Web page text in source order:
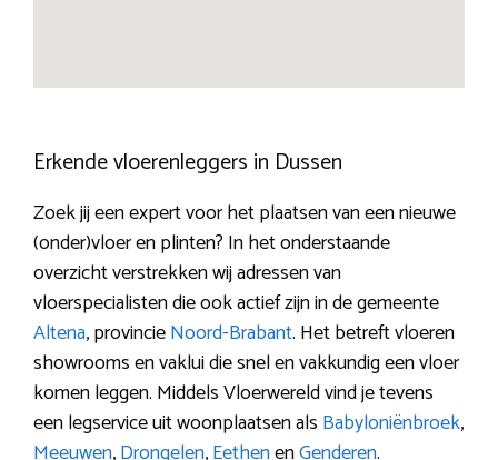
Erkende vloerenleggers in Dussen
Zoek jij een expert voor het plaatsen van een nieuwe
(onder)vloer en plinten? In het onderstaande
overzicht verstrekken wij adressen van
vloerspecialisten die ook actief zijn in de gemeente
Altena, provincieNoord-Brabant. Het betreft vloeren
showrooms en vaklui die snel en vakkundig een vloer
komen leggen. Middels Vloerwereld vind je tevens
een legservice uit woonplaatsen als Babyloniënbroek,